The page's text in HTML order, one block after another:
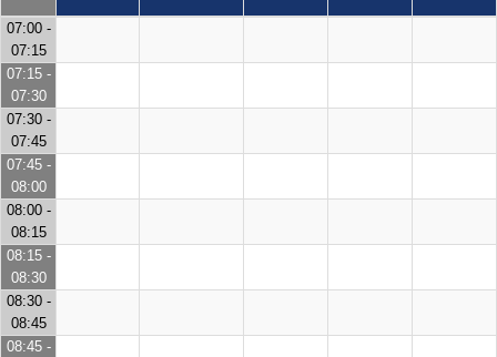
07:00 -
07:15
07:15 -
07:30
07:30 -
07:45
07:45 -
08:00
08:00 -
08:15
08:15 -
08:30
08:30 -
08:45
08:45 -